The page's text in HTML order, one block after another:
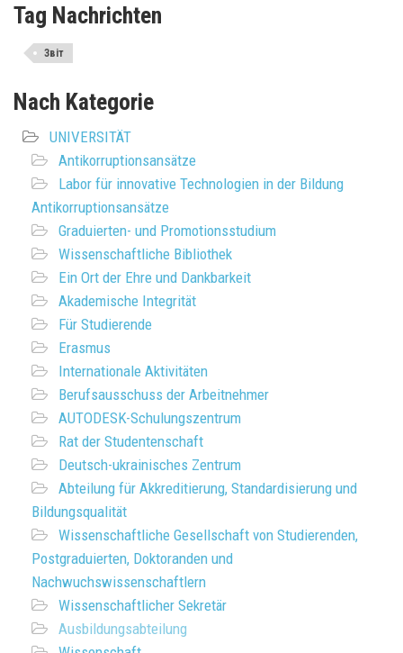
Tag Nachrichten
Звіт
Nach Kategorie
UNIVERSITÄT
Antikorruptionsansätze
Labor für innovative Technologien in der Bildung
Antikorruptionsansätze
Graduierten- und Promotionsstudium
Wissenschaftliche Bibliothek
Ein Ort der Ehre und Dankbarkeit
Akademische Integrität
Für Studierende
Erasmus
Internationale Aktivitäten
Berufsausschuss der Arbeitnehmer
AUTODESK-Schulungszentrum
Rat der Studentenschaft
Deutsch-ukrainisches Zentrum
Abteilung für Akkreditierung, Standardisierung und
Bildungsqualität
Wissenschaftliche Gesellschaft von Studierenden,
Postgraduierten, Doktoranden und
Nachwuchswissenschaftlern
Wissenschaftlicher Sekretär
Ausbildungsabteilung